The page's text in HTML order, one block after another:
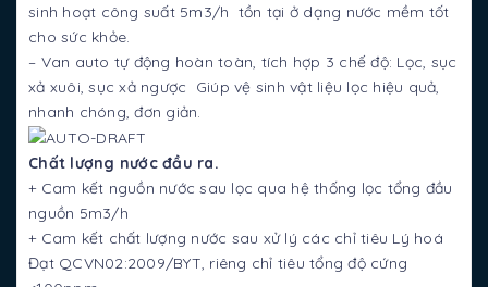
sinh hoạt công suất 5m3/h tồn tại ở dạng nước mềm tốt
cho sức khỏe.
– Van auto tự động hoàn toàn, tích hợp 3 chế độ: Lọc, sục
xả xuôi, sục xả ngược Giúp vệ sinh vật liệu lọc hiệu quả,
nhanh chóng, đơn giản.
Chất lượng nước đầu ra.
+ Cam kết nguồn nước sau lọc qua hệ thống lọc tổng đầu
nguồn 5m3/h
+ Cam kết chất lượng nước sau xử lý các chỉ tiêu Lý hoá
Đạt QCVN02:2009/BYT, riêng chỉ tiêu tổng độ cứng